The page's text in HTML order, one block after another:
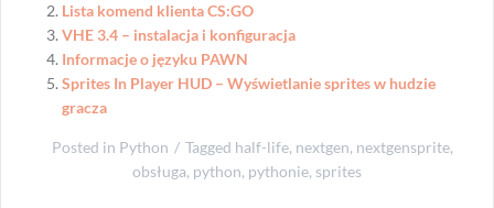
Lista komend klienta CS:GO
VHE 3.4 – instalacja i konfiguracja
Informacje o języku PAWN
Sprites In Player HUD – Wyświetlanie sprites w hudzie
gracza
Posted in Python Tagged half-life, nextgen, nextgensprite,
obsługa, python, pythonie, sprites